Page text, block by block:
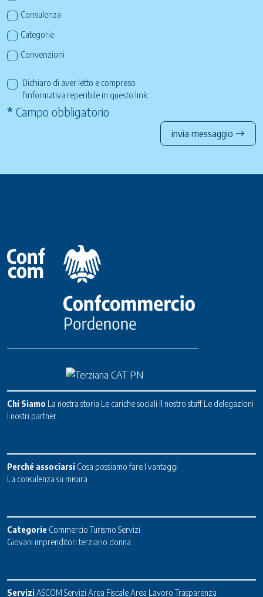
Consulenza
Categorie
Convenzioni
Dichiaro di aver letto e compreso
l'informativa reperibile in questo link
* Campo obbligatorio
invia messaggio
Chi Siamo La nostra storia Le cariche sociali Il nostro staff Le delegazioni
I nostri partner
Perché associarsi Cosa possiamo fare I vantaggi
La consulenza su misura
Categorie Commercio Turismo Servizi
Giovani imprenditori terziario donna
ServiziASCOM Servizi Area FiscaleArea Lavoro Trasparenza